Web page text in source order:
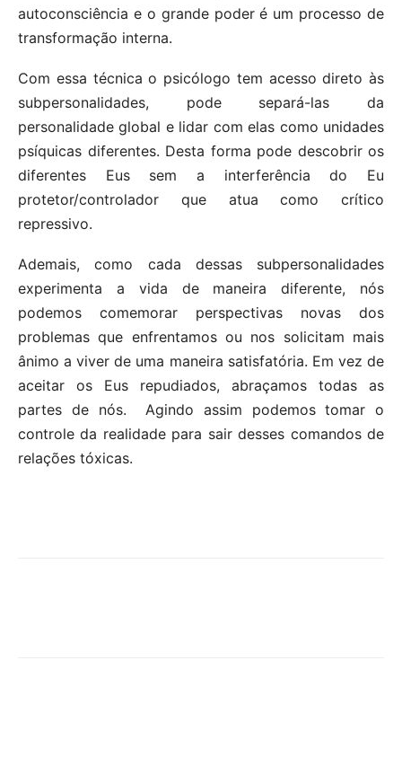
autoconsciência e o grande poder é um processo de
transformação interna.
Com essa técnica o psicólogo tem acesso direto às
subpersonalidades, pode separá-las da
personalidade global e lidar com elas como unidades
psíquicas diferentes. Desta forma pode descobrir os
diferentes Eus sem a interferência do Eu
protetor/controlador que atua como crítico
repressivo.
Ademais, como cada dessas subpersonalidades
experimenta a vida de maneira diferente, nós
podemos comemorar perspectivas novas dos
problemas que enfrentamos ou nos solicitam mais
ânimo a viver de uma maneira satisfatória. Em vez de
aceitar os Eus repudiados, abraçamos todas as
partes de nós. Agindo assim podemos tomar o
controle da realidade para sair desses comandos de
relações tóxicas.